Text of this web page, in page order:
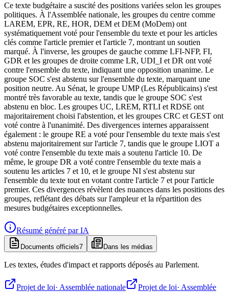
Ce texte budgétaire a suscité des positions variées selon les groupes
politiques. À l'Assemblée nationale, les groupes du centre comme
LAREM, EPR, RE, HOR, DEM et DEM (MoDem) ont
systématiquement voté pour l'ensemble du texte et pour les articles
clés comme l'article premier et l'article 7, montrant un soutien
marqué. À l'inverse, les groupes de gauche comme LFI-NFP, FI,
GDR et les groupes de droite comme LR, UDI_I et DR ont voté
contre l'ensemble du texte, indiquant une opposition unanime. Le
groupe SOC s'est abstenu sur l'ensemble du texte, marquant une
position neutre. Au Sénat, le groupe UMP (Les Républicains) s'est
montré très favorable au texte, tandis que le groupe SOC s'est
abstenu en bloc. Les groupes UC, LREM, RTLI et RDSE ont
majoritairement choisi l'abstention, et les groupes CRC et GEST ont
voté contre à l'unanimité. Des divergences internes apparaissent
également : le groupe RE a voté pour l'ensemble du texte mais s'est
abstenu majoritairement sur l'article 7, tandis que le groupe LIOT a
voté contre l'ensemble du texte mais a soutenu l'article 10. De
même, le groupe DR a voté contre l'ensemble du texte mais a
soutenu les articles 7 et 10, et le groupe NI s'est abstenu sur
l'ensemble du texte tout en votant contre l'article 7 et pour l'article
premier. Ces divergences révèlent des nuances dans les positions des
groupes, reflétant des débats sur l'ampleur et la répartition des
mesures budgétaires exceptionnelles.
Résumé généré par IA
Documents officiels7 Dans les médias
Les textes, études d'impact et rapports déposés au Parlement.
Projet de loi· Assemblée nationale Projet de loi· Assemblée